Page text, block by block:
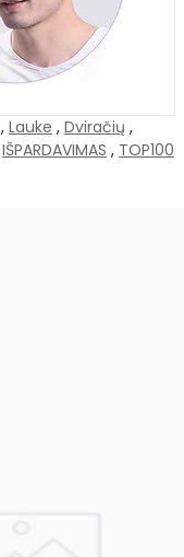
, Lauke , Dviračių ,
IŠPARDAVIMAS , TOP100